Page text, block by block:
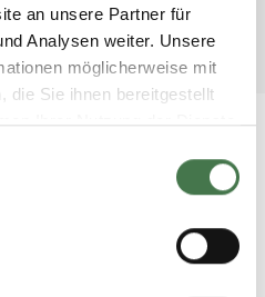
an unsere Partner für
Analysen weiter. Unsere
möglicherweise mit
die Sie ihnen bereitgestellt
Ihrer Nutzung der Dienste
mit unseren